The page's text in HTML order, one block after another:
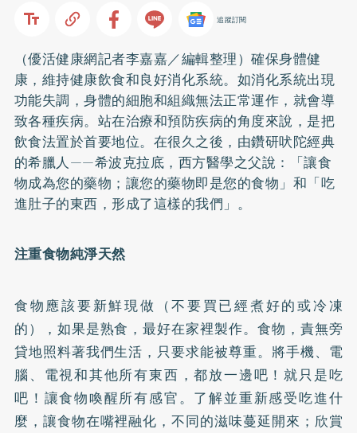
追蹤訂閱
（優活健康網記者李嘉嘉／編輯整理）確保身體健
康，維持健康飲食和良好消化系統。如消化系統出現
功能失調，身體的細胞和組織無法正常運作，就會導
致各種疾病。站在治療和預防疾病的角度來說，是把
飲食法置於首要地位。在很久之後，由鑽研吠陀經典
的希臘人——希波克拉底，西方醫學之父說：「讓食
物成為您的藥物；讓您的藥物即是您的食物」和「吃
進肚子的東西，形成了這樣的我們」。
注重食物純淨天然
食物應該要新鮮現做（不要買已經煮好的或冷凍
的），如果是熟食，最好在家裡製作。食物，責無旁
貸地照料著我們生活，只要求能被尊重。將手機、電
腦、電視和其他所有東西，都放一邊吧！就只是吃
吧！讓食物喚醒所有感官。了解並重新感受吃進什
麼，讓食物在嘴裡融化，不同的滋味蔓延開來；欣賞